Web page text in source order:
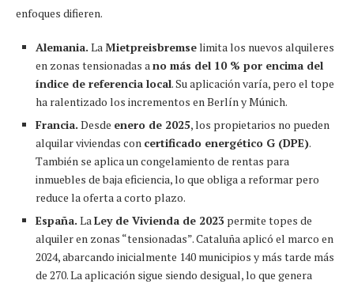
enfoques difieren.
Alemania. LaMietpreisbremselimita los nuevos alquileres
en zonas tensionadas ano más del 10 % por encima del
índice de referencia local. Su aplicación varía, pero el tope
ha ralentizado los incrementos en Berlín y Múnich.
Francia. Desde enero de 2025, los propietarios no pueden
alquilar viviendas con certificado energético G (DPE).
También se aplica un congelamiento de rentas para
inmuebles de baja eficiencia, lo que obliga a reformar pero
reduce la oferta a corto plazo.
España. LaLey de Vivienda de 2023 permite topes de
alquiler en zonas “tensionadas”. Cataluña aplicó el marco en
2024, abarcando inicialmente 140 municipios y más tarde más
de 270. La aplicación sigue siendo desigual, lo que genera